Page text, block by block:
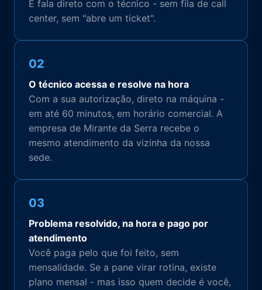
E fala direto com o técnico - sem fila de call
center, sem "abre um ticket".
02
O técnico acessa e resolve na hora
Com a sua autorização, direto na máquina -
em até 60 minutos, em horário comercial. A
empresa de Mirante da Serra recebe o
mesmo atendimento da vizinha da nossa
sede.
03
Problema resolvido, na hora e pago por
atendimento
Você paga pelo que foi feito, sem
mensalidade. Se a pane virar rotina, existe
plano mensal - mas isso quem decide é você,